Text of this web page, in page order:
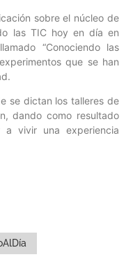
sobre el núcleo de
las TIC hoy en día en
“Conociendo las
que se han
se dictan los talleres de
dando como resultado
a vivir una experiencia